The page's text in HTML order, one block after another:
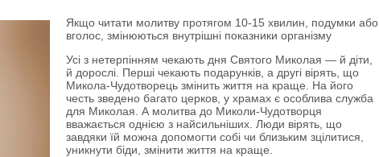
Якщо читати молитву протягом 10-15 хвилин, подумки або
вголос, змінюються внутрішні показники організму
Усі з нетерпінням чекають дня Святого Миколая — й діти,
й дорослі. Перші чекають подарунків, а другі вірять, що
Микола-Чудотворець змінить життя на краще. На його
честь зведено багато церков, у храмах є особлива служба
для Миколая. А молитва до Миколи-Чудотворця
вважається однією з найсильніших. Люди вірять, що
завдяки їй можна допомогти собі чи близьким зцілитися,
уникнути біди, змінити життя на краще.